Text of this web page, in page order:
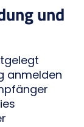
und
anmelden